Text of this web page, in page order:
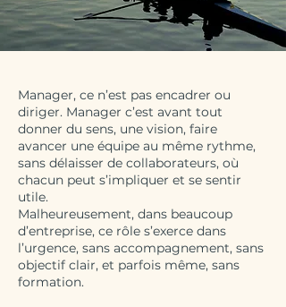
Manager, ce n’est pas encadrer ou
diriger. Manager c’est avant tout
donner du sens, une vision, faire
avancer une équipe au même rythme,
sans délaisser de collaborateurs, où
chacun peut s’impliquer et se sentir
utile.
Malheureusement, dans beaucoup
d’entreprise, ce rôle s’exerce dans
l’urgence, sans accompagnement, sans
objectif clair, et parfois même, sans
formation.